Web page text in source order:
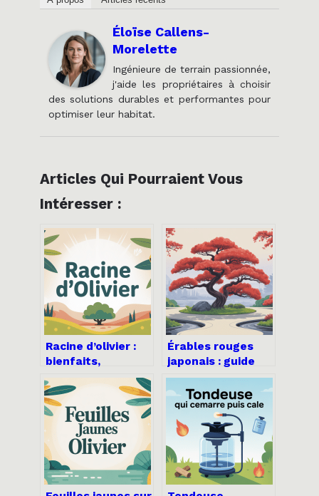
Éloïse Callens-
Morelette
Ingénieure de terrain passionnée,
j'aide les propriétaires à choisir
des solutions durables et performantes pour
optimiser leur habitat.
Articles Qui Pourraient Vous
Intéresser :
Racine d’olivier :
bienfaits,
précautions à
connaître
Érables rouges
japonais : guide
complet pour
choisir, planter et
entretenir